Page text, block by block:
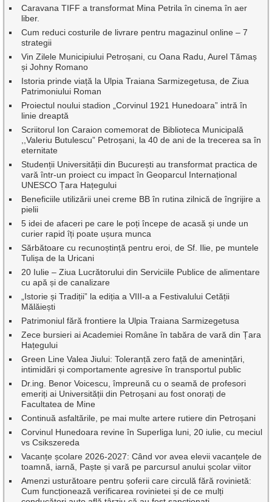
Caravana TIFF a transformat Mina Petrila în cinema în aer
liber.
Cum reduci costurile de livrare pentru magazinul online – 7
strategii
Vin Zilele Municipiului Petroșani, cu Oana Radu, Aurel Tămaș
și Johny Romano
Istoria prinde viață la Ulpia Traiana Sarmizegetusa, de Ziua
Patrimoniului Roman
Proiectul noului stadion „Corvinul 1921 Hunedoara” intră în
linie dreaptă
Scriitorul Ion Caraion comemorat de Biblioteca Municipală
,,Valeriu Butulescu” Petroșani, la 40 de ani de la trecerea sa în
eternitate
Studenții Universității din București au transformat practica de
vară într-un proiect cu impact în Geoparcul Internațional
UNESCO Țara Hațegului
Beneficiile utilizării unei creme BB în rutina zilnică de îngrijire a
pielii
5 idei de afaceri pe care le poți începe de acasă și unde un
curier rapid îți poate ușura munca
Sărbătoare cu recunoștință pentru eroi, de Sf. Ilie, pe muntele
Tulișa de la Uricani
20 Iulie – Ziua Lucrătorului din Serviciile Publice de alimentare
cu apă și de canalizare
„Istorie și Tradiții” la ediția a VIII-a a Festivalului Cetății
Mălăiești
Patrimoniul fără frontiere la Ulpia Traiana Sarmizegetusa
Zece bursieri ai Academiei Române în tabăra de vară din Țara
Hațegului
Green Line Valea Jiului: Toleranță zero față de amenințări,
intimidări și comportamente agresive în transportul public
Dr.ing. Benor Voicescu, împreună cu o seamă de profesori
emeriți ai Universității din Petroșani au fost onorați de
Facultatea de Mine
Continuă asfaltările, pe mai multe artere rutiere din Petroșani
Corvinul Hunedoara revine în Superliga luni, 20 iulie, cu meciul
vs Csikszereda
Vacanțe școlare 2026-2027: Când vor avea elevii vacanțele de
toamnă, iarnă, Paște și vară pe parcursul anului școlar viitor
Amenzi usturătoare pentru șoferii care circulă fără rovinietă:
Cum funcționează verificarea rovinietei și de ce mulți